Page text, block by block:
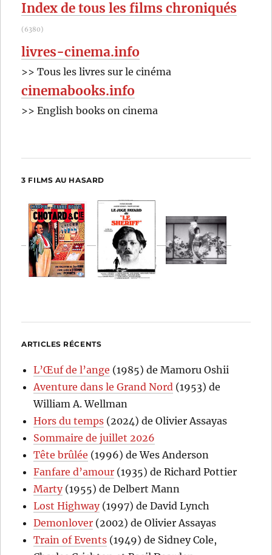
Index de tous les films chroniqués
(6380)
livres-cinema.info
>> Tous les livres sur le cinéma
cinemabooks.info
>> English books on cinema
3 FILMS AU HASARD
ARTICLES RÉCENTS
L’Œuf de l’ange (1985) de Mamoru Oshii
Aventure dans le Grand Nord (1953) de
William A. Wellman
Hors du temps (2024) de Olivier Assayas
Sommaire de juillet 2026
Tête brûlée (1996) de Wes Anderson
Fanfare d’amour (1935) de Richard Pottier
Marty(1955) de Delbert Mann
Lost Highway(1997) de David Lynch
Demonlover (2002) de Olivier Assayas
Train of Events (1949) de Sidney Cole,